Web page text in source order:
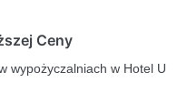
Ceny
wypożyczalniach w Hotel U